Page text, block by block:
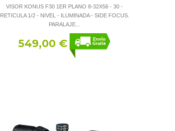
VISOR KONUS F30 1ER PLANO 8-32X56 - 30 -
RETICULA 1/2 - NIVEL - ILUMINADA - SIDE FOCUS.
PARALAJE...
549,00 €